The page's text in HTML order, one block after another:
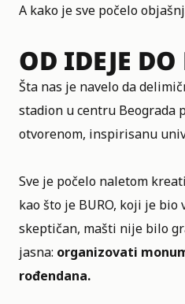
A kako je sve počelo
OD IDEJE DO
Šta nas je navelo da
stadion u centru Beograda
otvorenom, inspirisanu
Sve je počelo naletom
kao što je BURO, koji je
skeptičan, mašti nije bilo
jasna: organizovati
rođendana.